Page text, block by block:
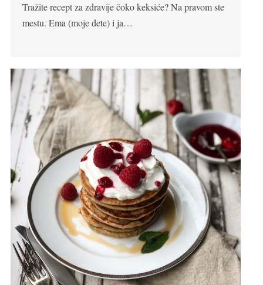
Tražite recept za zdravije čoko keksiće? Na pravom ste
mestu. Ema (moje dete) i ja…